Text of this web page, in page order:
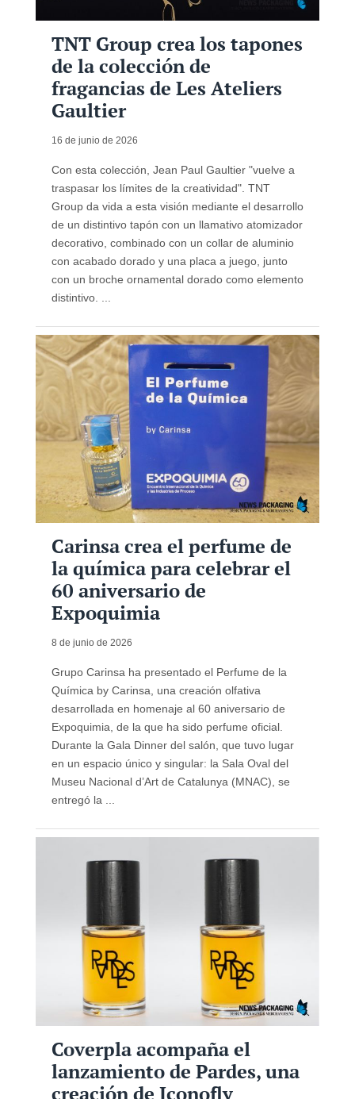
TNT Group crea los tapones
de la colección de
fragancias de Les Ateliers
Gaultier
16 de junio de 2026
Con esta colección, Jean Paul Gaultier "vuelve a
traspasar los límites de la creatividad". TNT
Group da vida a esta visión mediante el desarrollo
de un distintivo tapón con un llamativo atomizador
decorativo, combinado con un collar de aluminio
con acabado dorado y una placa a juego, junto
con un broche ornamental dorado como elemento
distintivo. ...
Carinsa crea el perfume de
la química para celebrar el
60 aniversario de
Expoquimia
8 de junio de 2026
Grupo Carinsa ha presentado el Perfume de la
Química by Carinsa, una creación olfativa
desarrollada en homenaje al 60 aniversario de
Expoquimia, de la que ha sido perfume oficial.
Durante la Gala Dinner del salón, que tuvo lugar
en un espacio único y singular: la Sala Oval del
Museu Nacional d’Art de Catalunya (MNAC), se
entregó la ...
Coverpla acompaña el
lanzamiento de Pardes, una
creación de Iconofly